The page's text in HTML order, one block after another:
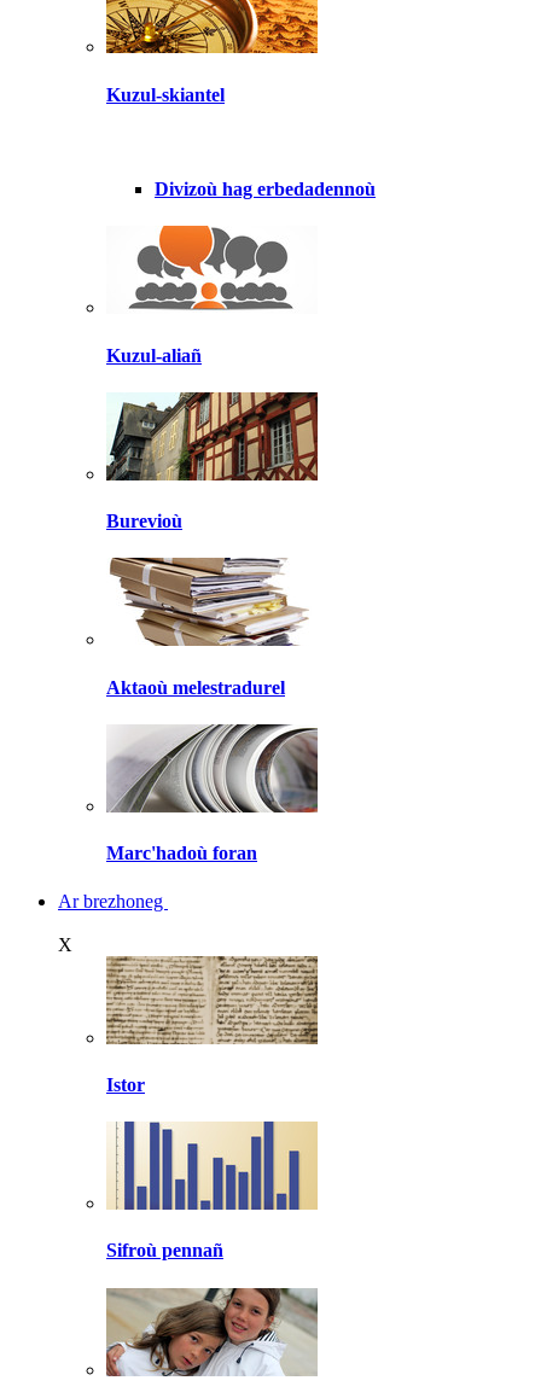
Kuzul-skiantel
Divizoù hag erbedadennoù
Kuzul-aliañ
Burevioù
Aktaoù melestradurel
Marc'hadoù foran
Ar brezhoneg
X
Istor
Sifroù pennañ